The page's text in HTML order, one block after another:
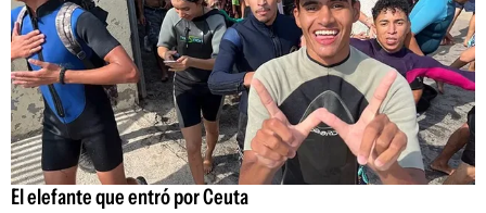
El elefante que entró por Ceuta